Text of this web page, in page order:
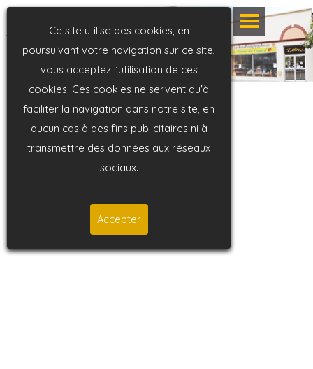
Ce site utilise des cookies, en
poursuivant votre navigation sur ce site,
vous acceptez l’utilisation de ces
cookies. Ces cookies ne servent qu'à
faciliter la navigation dans notre site, en
aucun cas à des fins publicitaires ni à
transmettre des données aux réseaux
sociaux.
Accepter